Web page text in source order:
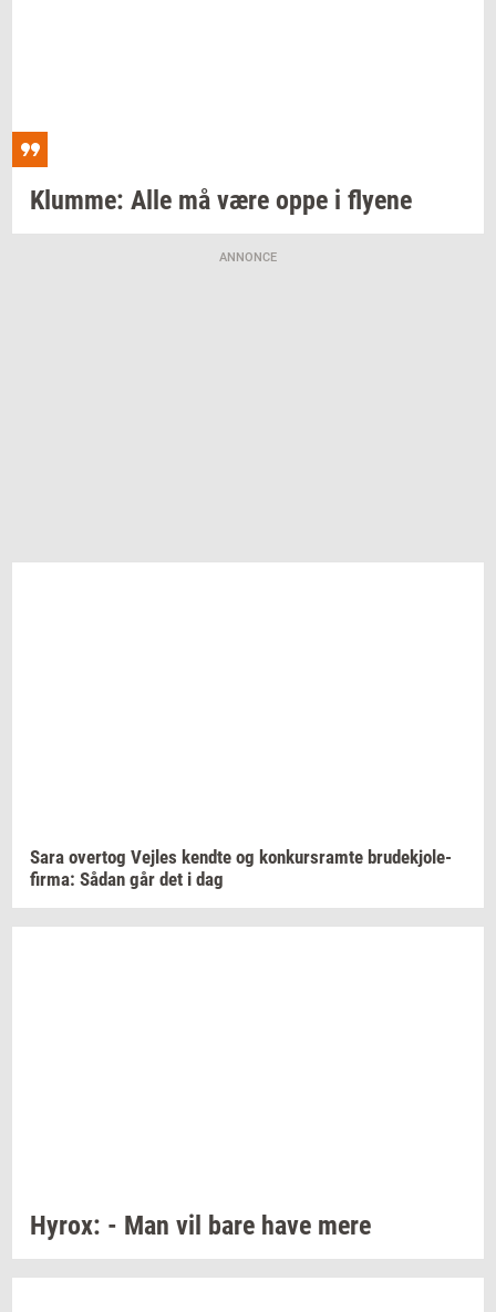
Klum­me: Alle må være oppe i fly­e­ne
ANNONCE
Sara over­tog Vej­les kend­te og kon­kurs­ram­te bru­dekjo­le­
fir­ma: Sådan går det i dag
Hyrox: - Man vil bare have mere